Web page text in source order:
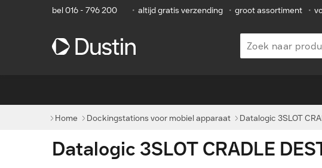
bel 016 - 796 200 • altijd gratis verzending • groot assortiment •
Home Dockingstations voor mobiel apparaat Datalogic 3SLOT
Datalogic 3SLOT CRADLE